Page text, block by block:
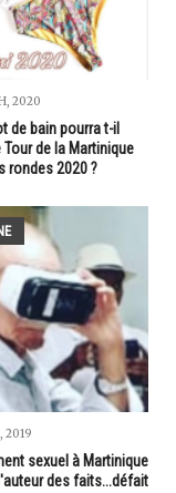
2020
de bain pourra t-il
Tour de la Martinique
rondes 2020 ?
2019
sexuel à Martinique
des faits...défait